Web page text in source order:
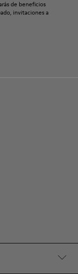
de beneficios
invitaciones a